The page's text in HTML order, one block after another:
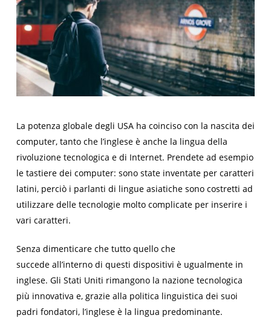
La potenza globale degli USA ha coinciso con la nascita dei
computer, tanto che l’inglese è anche la lingua della
rivoluzione tecnologica e di Internet. Prendete ad esempio
le tastiere dei computer: sono state inventate per caratteri
latini, perciò i parlanti di lingue asiatiche sono costretti ad
utilizzare delle tecnologie molto complicate per inserire i
vari caratteri.
Senza dimenticare che tutto quello che
succede all’internodi questi dispositivi è ugualmente in
inglese. Gli Stati Uniti rimangono la nazione tecnologica
più innovativa e, grazie alla politica linguistica dei suoi
padri fondatori, l’inglese è la lingua predominante.